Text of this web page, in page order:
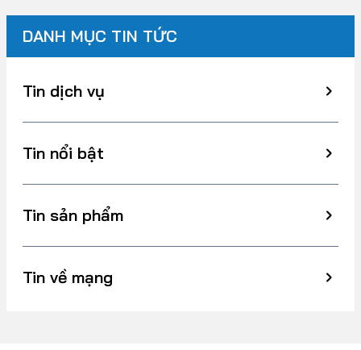
DANH MỤC TIN TỨC
Tin dịch vụ
Tin nổi bật
Tin sản phẩm
Tin về mạng